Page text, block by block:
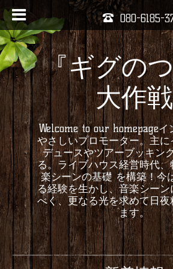
080-6185-
『ギグの
大作戦
Welcome to our homepage
やさしいプロモーター。主
デュースやツアーブッキン
る。ライブハウス経営時代
楽シーンの基礎 を構築！今
る経験を生かし、音楽シー
べく、更なる光を求めて日
ます。